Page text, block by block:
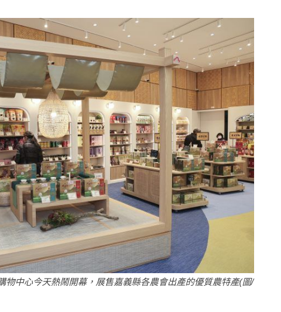
物中心今天熱鬧開幕，展售嘉義縣各農會出產的優質農特產(圖/